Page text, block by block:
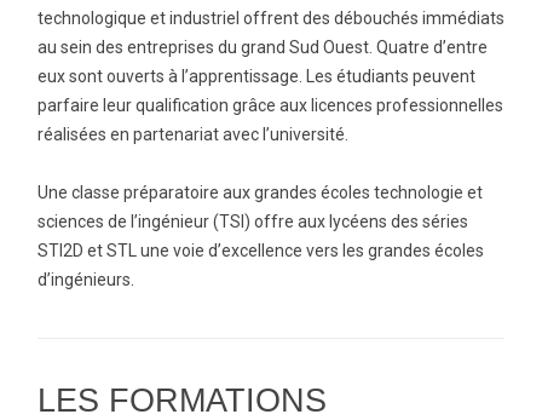
technologique et industriel offrent des débouchés immédiats
au sein des entreprises du grand Sud Ouest. Quatre d’entre
eux sont ouverts à l’apprentissage. Les étudiants peuvent
parfaire leur qualification grâce aux licences professionnelles
réalisées en partenariat avec l’université.
Une classe préparatoire aux grandes écoles technologie et
sciences de l’ingénieur (TSI) offre aux lycéens des séries
STI2D et STL une voie d’excellence vers les grandes écoles
d’ingénieurs.
LES FORMATIONS